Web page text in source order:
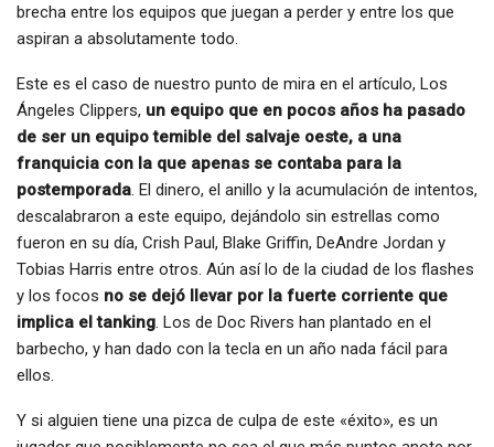
brecha entre los equipos que juegan a perder y entre los que
aspiran a absolutamente todo.
Este es el caso de nuestro punto de mira en el artículo, Los
Ángeles Clippers, un equipo que en pocos años ha pasado
de ser un equipo temible del salvaje oeste, a una
franquicia con la que apenas se contaba para la
postemporada. El dinero, el anillo y la acumulación de intentos,
descalabraron a este equipo, dejándolo sin estrellas como
fueron en su día, Crish Paul, Blake Griffin, DeAndre Jordan y
Tobias Harris entre otros. Aún así lo de la ciudad de los flashes
y los focos no se dejó llevar por la fuerte corriente que
implica el tanking. Los de Doc Rivers han plantado en el
barbecho, y han dado con la tecla en un año nada fácil para
ellos.
Y si alguien tiene una pizca de culpa de este «éxito», es un